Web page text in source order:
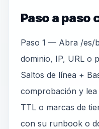
Paso a paso
Paso 1 — Abra /es/
dominio, IP, URL o
Saltos de línea +
comprobación y lea
TTL o marcas de
con su runbook o